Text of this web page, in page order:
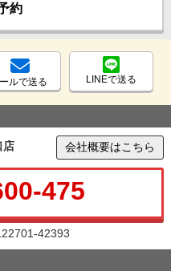
約
ルで送る LINEで送る
店 会社概要はこちら
475
42393